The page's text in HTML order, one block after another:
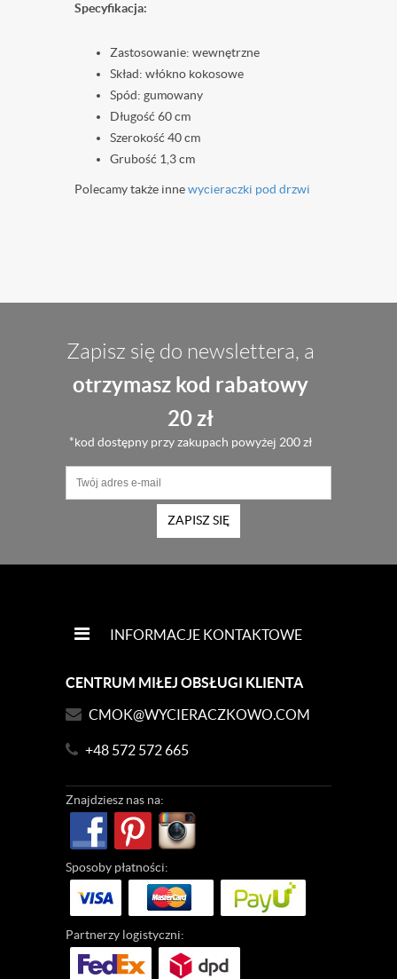
Specyfikacja:
Zastosowanie: wewnętrzne
Skład: włókno kokosowe
Spód: gumowany
Długość 60 cm
Szerokość 40 cm
Grubość 1,3 cm
Polecamy także innewycieraczki pod drzwi
Zapisz się do newslettera, a
otrzymasz kod rabatowy
20 zł
*kod dostępny przy zakupach powyżej 200 zł
ZAPISZ SIĘ
INFORMACJE KONTAKTOWE
CENTRUM MIŁEJ OBSŁUGI KLIENTA
CMOK@WYCIERACZKOWO.COM
+48 572 572 665
Znajdziesz nas na:
Sposoby płatności:
Partnerzy logistyczni: